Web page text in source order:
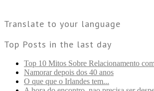
Translate to your language
Top Posts in the last day
Top 10 Mitos Sobre Relacionamento
Namorar depois dos 40 anos
O que que o Irlandes tem...